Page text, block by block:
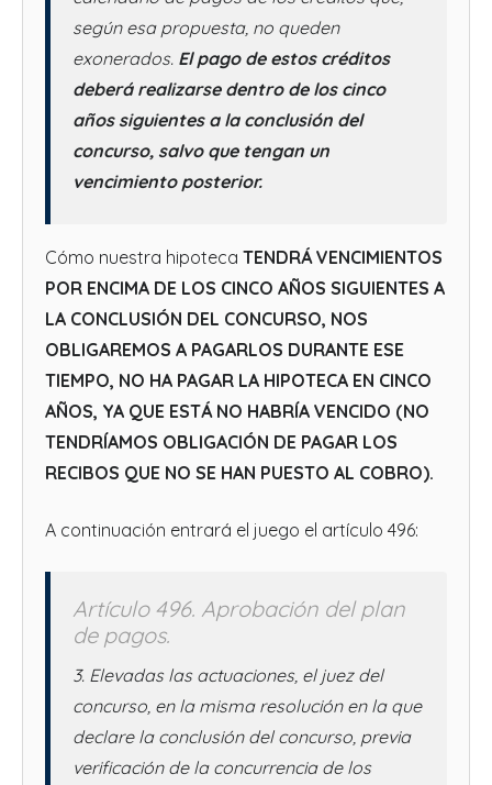
según esa propuesta, no queden
exonerados. El pago de estos créditos
deberá realizarse dentro de los cinco
años siguientes a la conclusión del
concurso, salvo que tengan un
vencimiento posterior.
Cómo nuestra hipoteca TENDRÁ VENCIMIENTOS
POR ENCIMA DE LOS CINCO AÑOS SIGUIENTES A
LA CONCLUSIÓN DEL CONCURSO, NOS
OBLIGAREMOS A PAGARLOS DURANTE ESE
TIEMPO, NO HA PAGAR LA HIPOTECA EN CINCO
AÑOS, YA QUE ESTÁ NO HABRÍA VENCIDO (NO
TENDRÍAMOS OBLIGACIÓN DE PAGAR LOS
RECIBOS QUE NO SE HAN PUESTO AL COBRO).
A continuación entrará el juego el artículo 496:
Artículo 496. Aprobación del plan
de pagos.
3. Elevadas las actuaciones, el juez del
concurso, en la misma resolución en la que
declare la conclusión del concurso, previa
verificación de la concurrencia de los